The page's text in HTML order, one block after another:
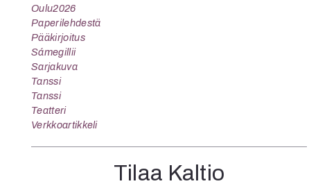
Oulu2026
Paperilehdestä
Pääkirjoitus
Sámegillii
Sarjakuva
Tanssi
Tanssi
Teatteri
Verkkoartikkeli
Tilaa Kaltio